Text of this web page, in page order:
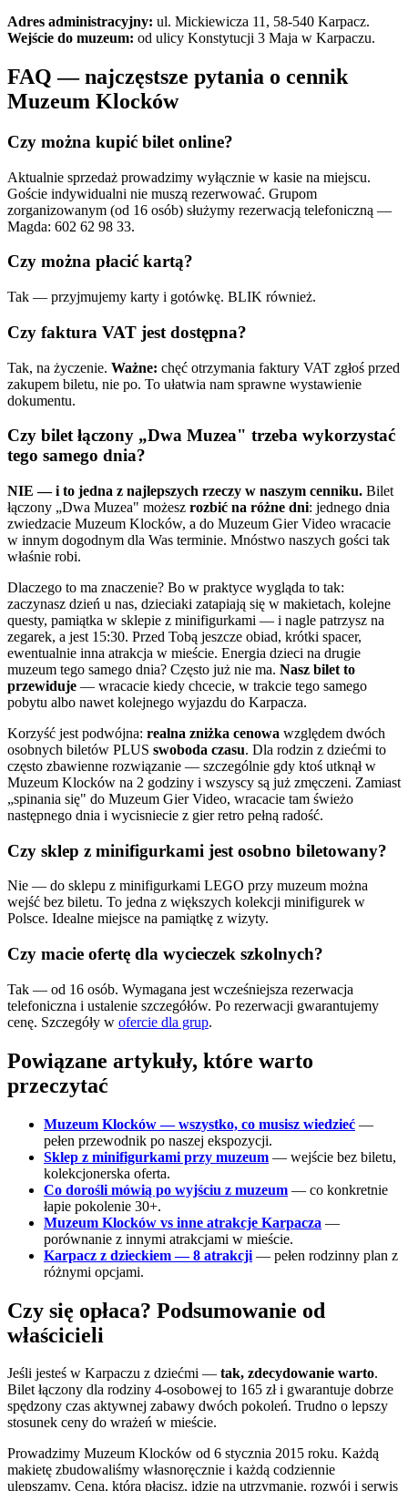
Adres administracyjny: ul. Mickiewicza 11, 58-540 Karpacz.
Wejście do muzeum: od ulicy Konstytucji 3 Maja w Karpaczu.
FAQ — najczęstsze pytania o cennik
Muzeum Klocków
Czy można kupić bilet online?
Aktualnie sprzedaż prowadzimy wyłącznie w kasie na miejscu.
Goście indywidualni nie muszą rezerwować. Grupom
zorganizowanym (od 16 osób) służymy rezerwacją telefoniczną —
Magda: 602 62 98 33.
Czy można płacić kartą?
Tak — przyjmujemy karty i gotówkę. BLIK również.
Czy faktura VAT jest dostępna?
Tak, na życzenie. Ważne: chęć otrzymania faktury VAT zgłoś przed
zakupem biletu, nie po. To ułatwia nam sprawne wystawienie
dokumentu.
Czy bilet łączony „Dwa Muzea" trzeba wykorzystać
tego samego dnia?
NIE — i to jedna z najlepszych rzeczy w naszym cenniku. Bilet
łączony „Dwa Muzea" możesz rozbić na różne dni: jednego dnia
zwiedzacie Muzeum Klocków, a do Muzeum Gier Video wracacie
w innym dogodnym dla Was terminie. Mnóstwo naszych gości tak
właśnie robi.
Dlaczego to ma znaczenie? Bo w praktyce wygląda to tak:
zaczynasz dzień u nas, dzieciaki zatapiają się w makietach, kolejne
questy, pamiątka w sklepie z minifigurkami — i nagle patrzysz na
zegarek, a jest 15:30. Przed Tobą jeszcze obiad, krótki spacer,
ewentualnie inna atrakcja w mieście. Energia dzieci na drugie
muzeum tego samego dnia? Często już nie ma. Nasz bilet to
przewiduje — wracacie kiedy chcecie, w trakcie tego samego
pobytu albo nawet kolejnego wyjazdu do Karpacza.
Korzyść jest podwójna: realna zniżka cenowa względem dwóch
osobnych biletów PLUS swoboda czasu. Dla rodzin z dziećmi to
często zbawienne rozwiązanie — szczególnie gdy ktoś utknął w
Muzeum Klocków na 2 godziny i wszyscy są już zmęczeni. Zamiast
„spinania się" do Muzeum Gier Video, wracacie tam świeżo
następnego dnia i wycisniecie z gier retro pełną radość.
Czy sklep z minifigurkami jest osobno biletowany?
Nie — do sklepu z minifigurkami LEGO przy muzeum można
wejść bez biletu. To jedna z większych kolekcji minifigurek w
Polsce. Idealne miejsce na pamiątkę z wizyty.
Czy macie ofertę dla wycieczek szkolnych?
Tak — od 16 osób. Wymagana jest wcześniejsza rezerwacja
telefoniczna i ustalenie szczegółów. Po rezerwacji gwarantujemy
cenę. Szczegóły w ofercie dla grup.
Powiązane artykuły, które warto
przeczytać
Muzeum Klocków — wszystko, co musisz wiedzieć —
pełen przewodnik po naszej ekspozycji.
Sklep z minifigurkami przy muzeum — wejście bez biletu,
kolekcjonerska oferta.
Co dorośli mówią po wyjściu z muzeum — co konkretnie
łapie pokolenie 30+.
Muzeum Klocków vs inne atrakcje Karpacza —
porównanie z innymi atrakcjami w mieście.
Karpacz z dzieckiem — 8 atrakcji — pełen rodzinny plan z
różnymi opcjami.
Czy się opłaca? Podsumowanie od
właścicieli
Jeśli jesteś w Karpaczu z dziećmi — tak, zdecydowanie warto.
Bilet łączony dla rodziny 4-osobowej to 165 zł i gwarantuje dobrze
spędzony czas aktywnej zabawy dwóch pokoleń. Trudno o lepszy
stosunek ceny do wrażeń w mieście.
Prowadzimy Muzeum Klocków od 6 stycznia 2015 roku. Każdą
makietę zbudowaliśmy własnoręcznie i każdą codziennie
ulepszamy. Cena, którą płacisz, idzie na utrzymanie, rozwój i serwis